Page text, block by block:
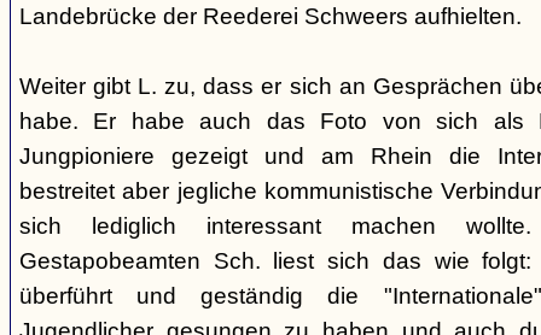
Landebrücke der Reederei Schweers aufhielten.
Weiter gibt L. zu, dass er sich an Gesprächen
habe. Er habe auch das Foto von sich als
Jungpioniere gezeigt und am Rhein die
bestreitet aber jegliche kommunistische
sich lediglich interessant machen
Gestapobeamten Sch. liest sich das wie
überführt und geständig die